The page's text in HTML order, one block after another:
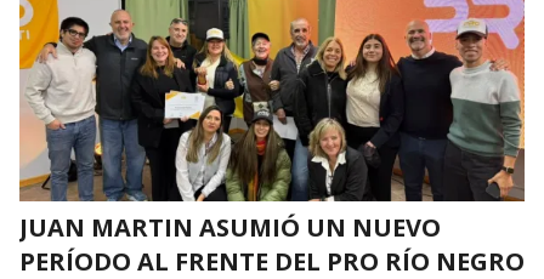
JUAN MARTIN ASUMIÓ UN NUEVO
PERÍODO AL FRENTE DEL PRO RÍO NEGRO